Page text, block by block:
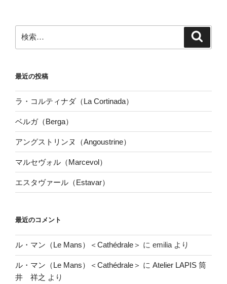
索:
最近の投稿
ラ・コルティナダ（La Cortinada）
ベルガ（Berga）
アングストリンヌ（Angoustrine）
マルセヴォル（Marcevol）
エスタヴァール（Estavar）
最近のコメント
ル・マン（Le Mans）＜Cathédrale＞ に emilia より
ル・マン（Le Mans）＜Cathédrale＞ に Atelier LAPIS 筒
井 祥之 より